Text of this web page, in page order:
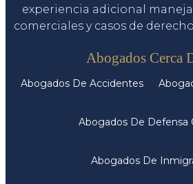
experiencia adicional
comerciales y casos de
Abogados Cerca
Abogados De Accidentes
Abogados De Defensa
Abogados De